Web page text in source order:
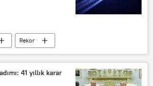
Rekor
41 yıllık karar